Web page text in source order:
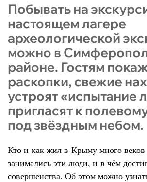
Побывать на
настоящем лагере
археологической
можно в
районе. Гостям
раскопки, свежие
устроят «испытание
пригласят к
под звёздным небом.
Кто и как жил в Крыму много веков
занимались эти люди, и в чём
совершенства. Об этом можно